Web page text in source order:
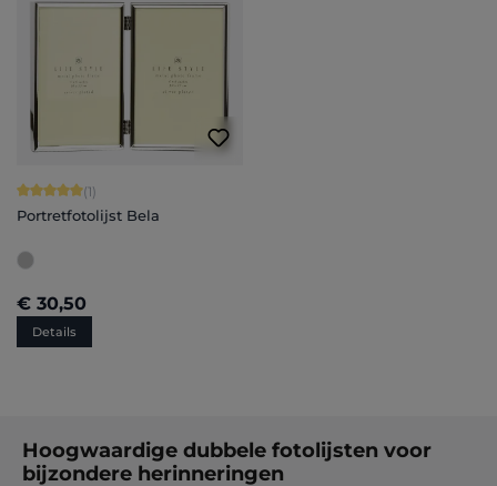
Gemiddelde waardering van 5 van 5 sterren
(1)
Portretfotolijst Bela
€ 30,50
Details
Hoogwaardige dubbele fotolijsten voor
bijzondere herinneringen